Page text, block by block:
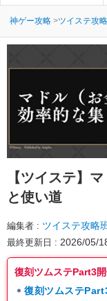
神ゲー攻略 ツイステ攻略
【ツイステ】 マ
と使い道
編集者 ツイステ攻略
最終更新日 2026/05/
復刻ツムステPart3
復刻ツムステ